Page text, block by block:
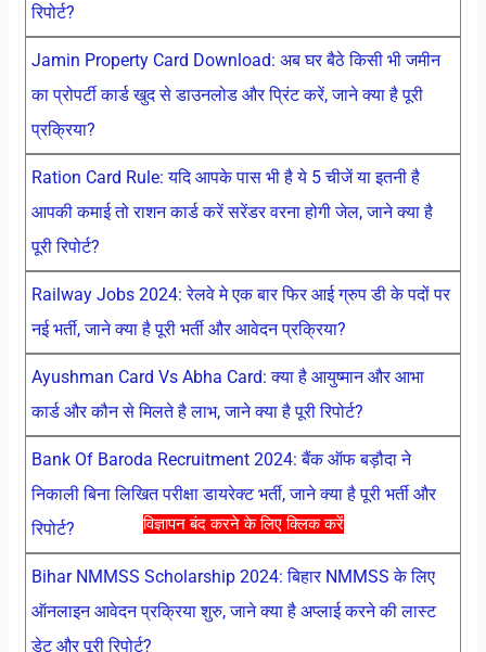
विज्ञापन बंद करने के लिए क्लिक करें
रिपोर्ट?
Jamin Property Card Download: अब घर बैठे किसी भी जमीन
का प्रोपर्टी कार्ड खुद से डाउनलोड और प्रिंट करें, जाने क्या है पूरी
प्रक्रिया?
Ration Card Rule: यदि आपके पास भी है ये 5 चीजें या इतनी है
आपकी कमाई तो राशन कार्ड करें सरेंडर वरना होगी जेल, जाने क्या है
पूरी रिपोर्ट?
Railway Jobs 2024: रेलवे मे एक बार फिर आई ग्रुप डी के पदों पर
नई भर्ती, जाने क्या है पूरी भर्ती और आवेदन प्रक्रिया?
Ayushman Card Vs Abha Card: क्या है आयुष्मान और आभा
कार्ड और कौन से मिलते है लाभ, जाने क्या है पूरी रिपोर्ट?
Bank Of Baroda Recruitment 2024: बैंक ऑफ बड़ौदा ने
निकाली बिना लिखित परीक्षा डायरेक्ट भर्ती, जाने क्या है पूरी भर्ती और
रिपोर्ट?
Bihar NMMSS Scholarship 2024: बिहार NMMSS के लिए
ऑनलाइन आवेदन प्रक्रिया शुरु, जाने क्या है अप्लाई करने की लास्ट
डेट और पूरी रिपोर्ट?